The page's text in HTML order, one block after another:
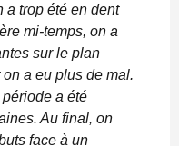
a trop été en dent
mi-temps, on a
sur le plan
a eu plus de mal.
a été
Au final, on
face à un